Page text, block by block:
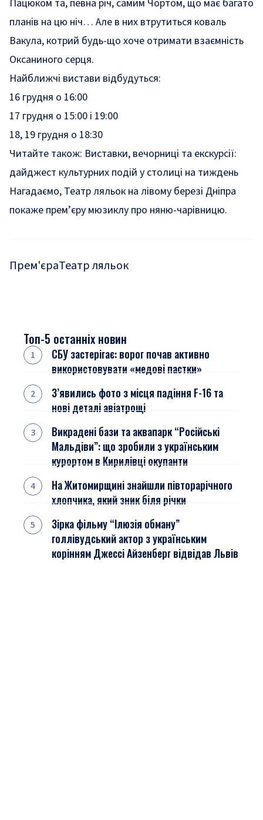
Пацюком та, певна річ, самим Чортом, що має багато
планів на цю ніч… Але в них втрутиться коваль
Вакула, котрий будь-що хоче отримати взаємність
Оксаниного серця.
Найближчі вистави відбудуться:
16 грудня о 16:00
17 грудня о 15:00 і 19:00
18, 19 грудня о 18:30
Читайте також: Виставки, вечорниці та екскурсії:
дайджест культурних подій у столиці на тиждень
Нагадаємо, Театр ляльок на лівому березі Дніпра
покаже прем’єру мюзиклу про няню-чарівницю.
Прем'єраТеатр ляльок
Топ-5 останніх новин
СБУ застерігає: ворог почав активно
використовувати «медові пастки»
З’явились фото з місця падіння F-16 та
нові деталі авіатрощі
Викрадені бази та аквапарк “Російські
Мальдіви”: що зробили з українським
курортом в Кирилівці окупанти
На Житомирщині знайшли півторарічного
хлопчика, який зник біля річки
Зірка фільму “Ілюзія обману”
голлівудський актор з українським
корінням Джессі Айзенберг відвідав Львів